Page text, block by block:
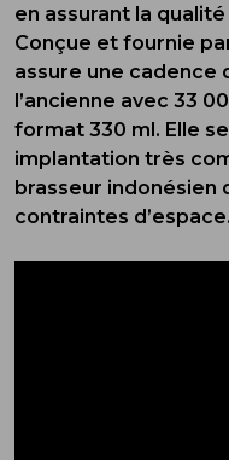
en assurant la
Conçue et fournie
assure une cadence
l’ancienne avec 33
format 330 ml. Elle
implantation très
brasseur indonésien
contraintes d’espace.